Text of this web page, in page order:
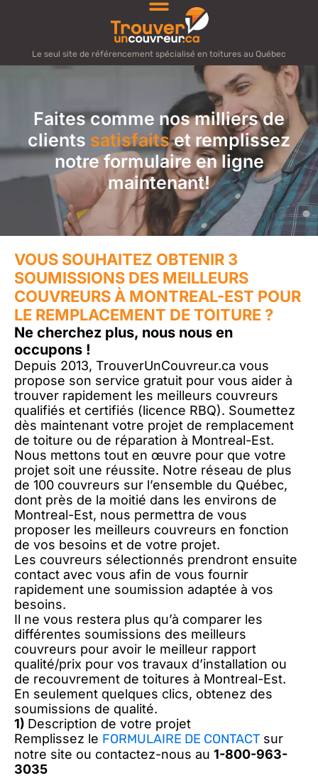
Le seul site de référencement spécialisé en toitures au Québec
Faites comme nos milliers de
clients satisfaitset remplissez
notre formulaire en ligne
maintenant!
VOUS SOUHAITEZ OBTENIR 3
SOUMISSIONS DES MEILLEURS
COUVREURS À MONTREAL-EST POUR
LE REMPLACEMENT DE TOITURE ?
Ne cherchez plus, nous nous en
occupons !
Depuis 2013, TrouverUnCouvreur.ca vous
propose son service gratuit pour vous aider à
trouver rapidement les meilleurs couvreurs
qualifiés et certifiés (licence RBQ). Soumettez
dès maintenant votre projet de remplacement
de toiture ou de réparation à Montreal-Est.
Nous mettons tout en œuvre pour que votre
projet soit une réussite. Notre réseau de plus
de 100 couvreurs sur l’ensemble du Québec,
dont près de la moitié dans les environs de
Montreal-Est, nous permettra de vous
proposer les meilleurs couvreurs en fonction
de vos besoins et de votre projet.
Les couvreurs sélectionnés prendront ensuite
contact avec vous afin de vous fournir
rapidement une soumission adaptée à vos
besoins.
Il ne vous restera plus qu’à comparer les
différentes soumissions des meilleurs
couvreurs pour avoir le meilleur rapport
qualité/prix pour vos travaux d’installation ou
de recouvrement de toitures à Montreal-Est.
En seulement quelques clics, obtenez des
soumissions de qualité.
1) Description de votre projet
Remplissez le FORMULAIRE DE CONTACT sur
notre site ou contactez-nous au 1-800-963-
3035